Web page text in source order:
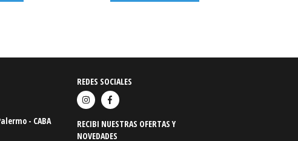
- CABA
REDES SOCIALES
RECIBI NUESTRAS OFERTAS Y
NOVEDADES